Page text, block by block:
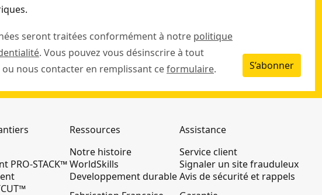
seront traitées conformément à notre politique
. Vous pouvez vous désinscrire à tout
nous contacter en remplissant ceformulaire. S’abonner
PRO-STACK™
Ressources
Notre histoire
WorldSkills
Developpement durable
Assistance
Service client
Signaler un site frauduleux
Avis de sécurité et rappels